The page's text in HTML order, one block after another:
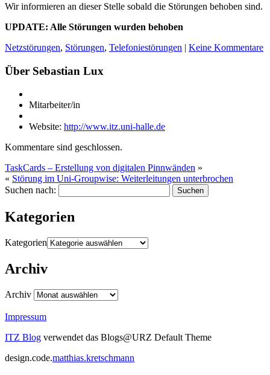
Wir informieren an dieser Stelle sobald die Störungen behoben sind.
UPDATE: Alle Störungen wurden behoben
Netzstörungen, Störungen, Telefoniestörungen | Keine Kommentare
Über Sebastian Lux
Mitarbeiter/in
Website: http://www.itz.uni-halle.de
Kommentare sind geschlossen.
TaskCards – Erstellung von digitalen Pinnwänden »
« Störung im Uni-Groupwise: Weiterleitungen unterbrochen
Suchen nach:
Kategorien
Kategorien
Archiv
Archiv
Impressum
ITZ Blog verwendet das Blogs@URZ Default Theme
design.code.matthias.kretschmann